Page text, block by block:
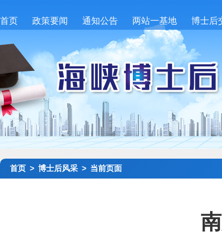
首页 政策要闻 通知公告 两站一基地 博士后
首页 > 博士后风采 > 当前页面